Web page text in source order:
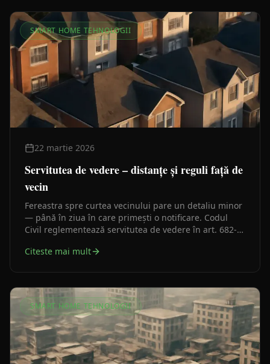
SMART HOME TEHNOLOGII
22 martie 2026
Servitutea de vedere – distanțe și reguli față de
vecin
Fereastra spre curtea vecinului pare un detaliu minor
— până în ziua în care primești o notificare. Codul
Civil reglementează servitutea de vedere în art. 682-
și din regulamentele locale de urbanism.
Citeste mai mult
SMART HOME TEHNOLOGII